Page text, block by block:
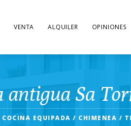
VENTA ALQUILER OPINIONES
antigua Sa
EQUIPADA / CHIMENEA /